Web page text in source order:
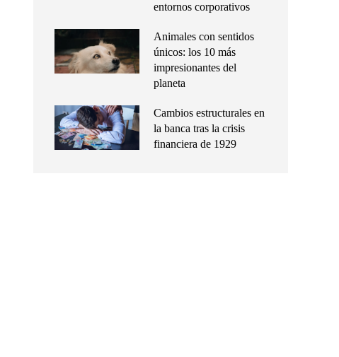
entornos corporativos
Animales con sentidos
únicos: los 10 más
impresionantes del
planeta
Cambios estructurales en
la banca tras la crisis
financiera de 1929